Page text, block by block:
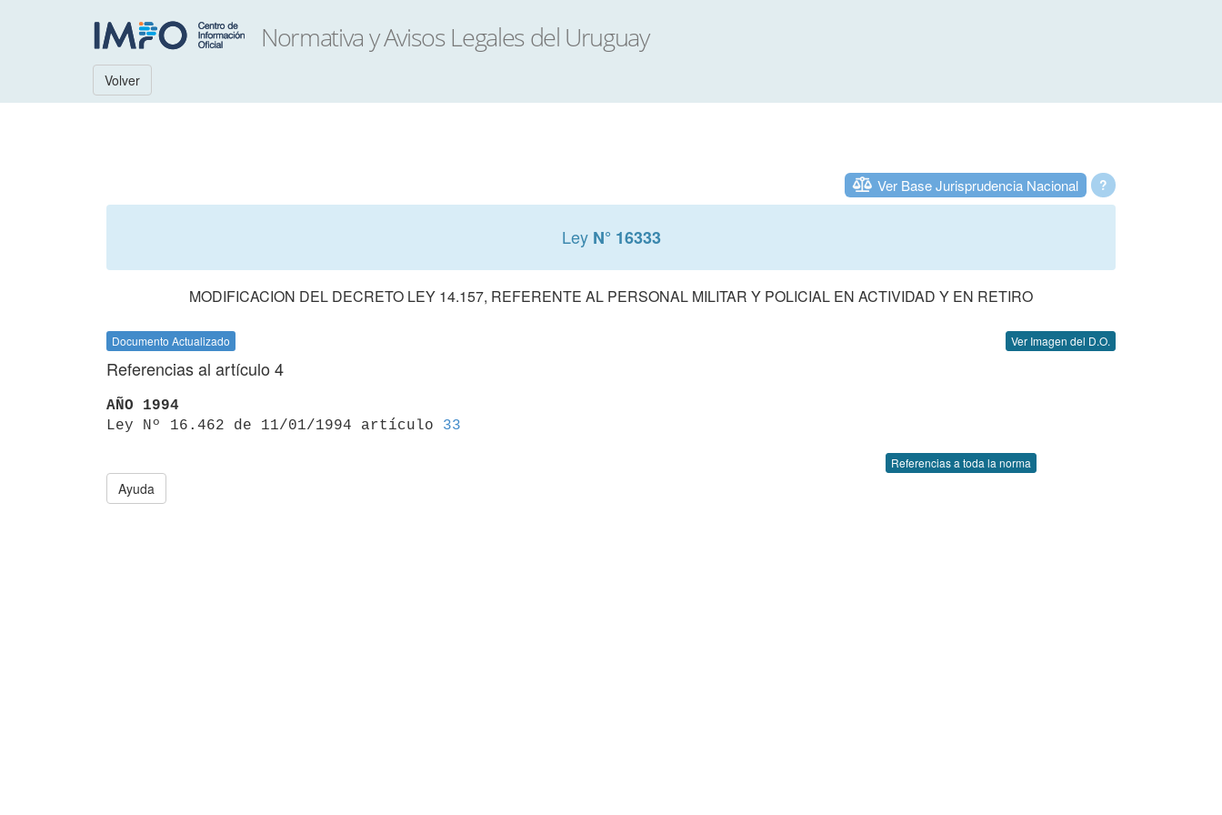
Volver
?
Ver Base Jurisprudencia Nacional
Ley N° 16333
MODIFICACION DEL DECRETO LEY 14.157, REFERENTE AL PERSONAL MILITAR Y POLICIAL EN ACTIVIDAD Y EN RETIRO
Documento Actualizado Ver Imagen del D.O.
Referencias al artículo 4
AÑO 1994
Ley Nº 16.462 de 11/01/1994 artículo 33
Referencias a toda la norma
Ayuda